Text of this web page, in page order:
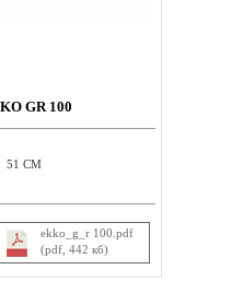
GR 100
51 СМ
ekko_g_r 100.pdf
(pdf, 442 кб)